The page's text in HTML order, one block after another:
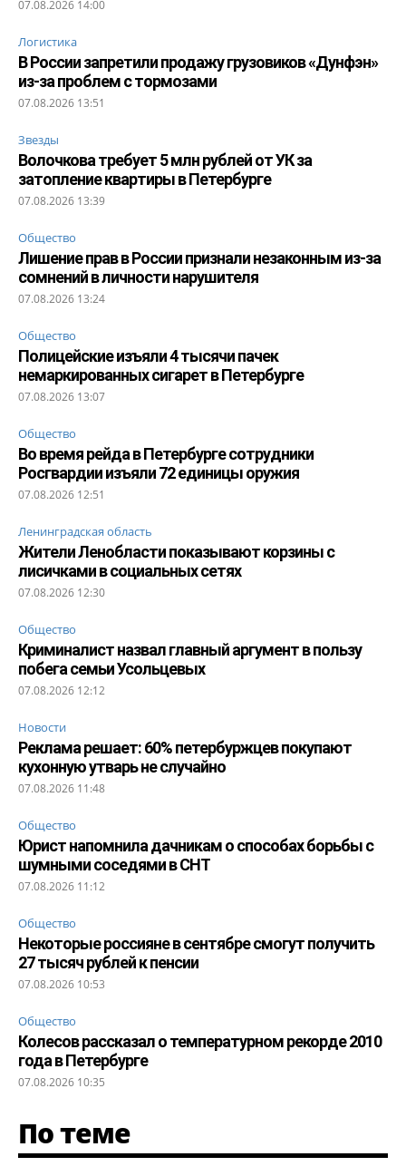
07.08.2026 14:00
Логистика
В России запретили продажу грузовиков «Дунфэн»
из-за проблем с тормозами
07.08.2026 13:51
Звезды
Волочкова требует 5 млн рублей от УК за
затопление квартиры в Петербурге
07.08.2026 13:39
Общество
Лишение прав в России признали незаконным из-за
сомнений в личности нарушителя
07.08.2026 13:24
Общество
Полицейские изъяли 4 тысячи пачек
немаркированных сигарет в Петербурге
07.08.2026 13:07
Общество
Во время рейда в Петербурге сотрудники
Росгвардии изъяли 72 единицы оружия
07.08.2026 12:51
Ленинградская область
Жители Ленобласти показывают корзины с
лисичками в социальных сетях
07.08.2026 12:30
Общество
Криминалист назвал главный аргумент в пользу
побега семьи Усольцевых
07.08.2026 12:12
Новости
Реклама решает: 60% петербуржцев покупают
кухонную утварь не случайно
07.08.2026 11:48
Общество
Юрист напомнила дачникам о способах борьбы с
шумными соседями в СНТ
07.08.2026 11:12
Общество
Некоторые россияне в сентябре смогут получить
27 тысяч рублей к пенсии
07.08.2026 10:53
Общество
Колесов рассказал о температурном рекорде 2010
года в Петербурге
07.08.2026 10:35
По теме